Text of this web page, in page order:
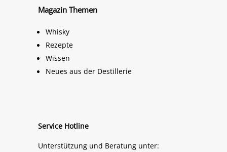
Magazin Themen
Whisky
Rezepte
Wissen
Neues aus der Destillerie
Service Hotline
Unterstützung und Beratung unter: